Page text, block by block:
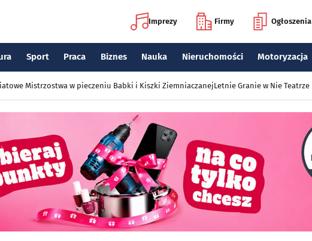
Imprezy Firmy Ogłoszenia
Sport Praca Biznes Nauka Nieruchomości Motoryzacja
Mistrzostwa w pieczeniu Babki i Kiszki ZiemniaczanejLetnie Granie w Nie Teatrze